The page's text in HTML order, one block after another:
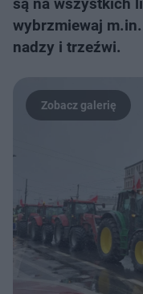
wybrzmiewaj
nadzy i trzeźwi.